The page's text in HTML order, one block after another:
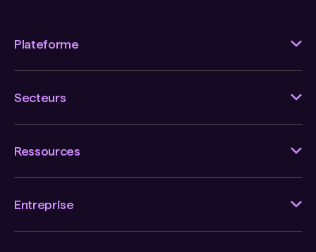
Plateforme
Secteurs
Ressources
Entreprise